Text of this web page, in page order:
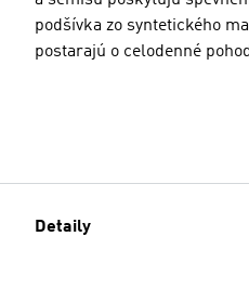
podšívka zo syntetického
postarajú o celodenné
Detaily